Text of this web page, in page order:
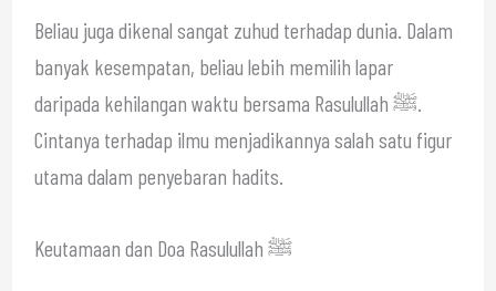
Beliau juga dikenal sangat zuhud terhadap dunia. Dalam
banyak kesempatan, beliau lebih memilih lapar
daripada kehilangan waktu bersama Rasulullah ﷺ.
Cintanya terhadap ilmu menjadikannya salah satu figur
utama dalam penyebaran hadits.
Keutamaan dan Doa Rasulullah ﷺ